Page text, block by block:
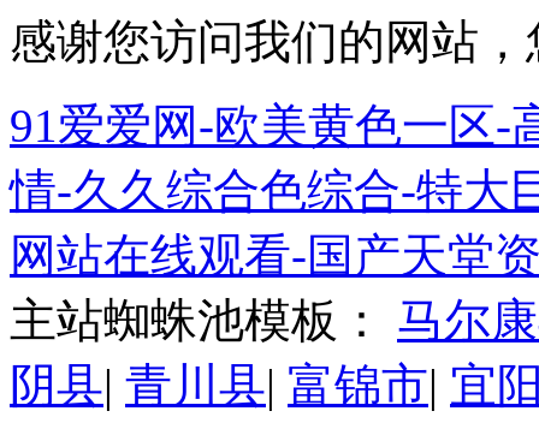
感谢您访问我们的网站
91爱爱网-欧美黄色一区-
情-久久综合色综合-特大
网站在线观看-国产天堂
主站蜘蛛池模板： 马尔
阴县| 青川县| 富锦市| 宜